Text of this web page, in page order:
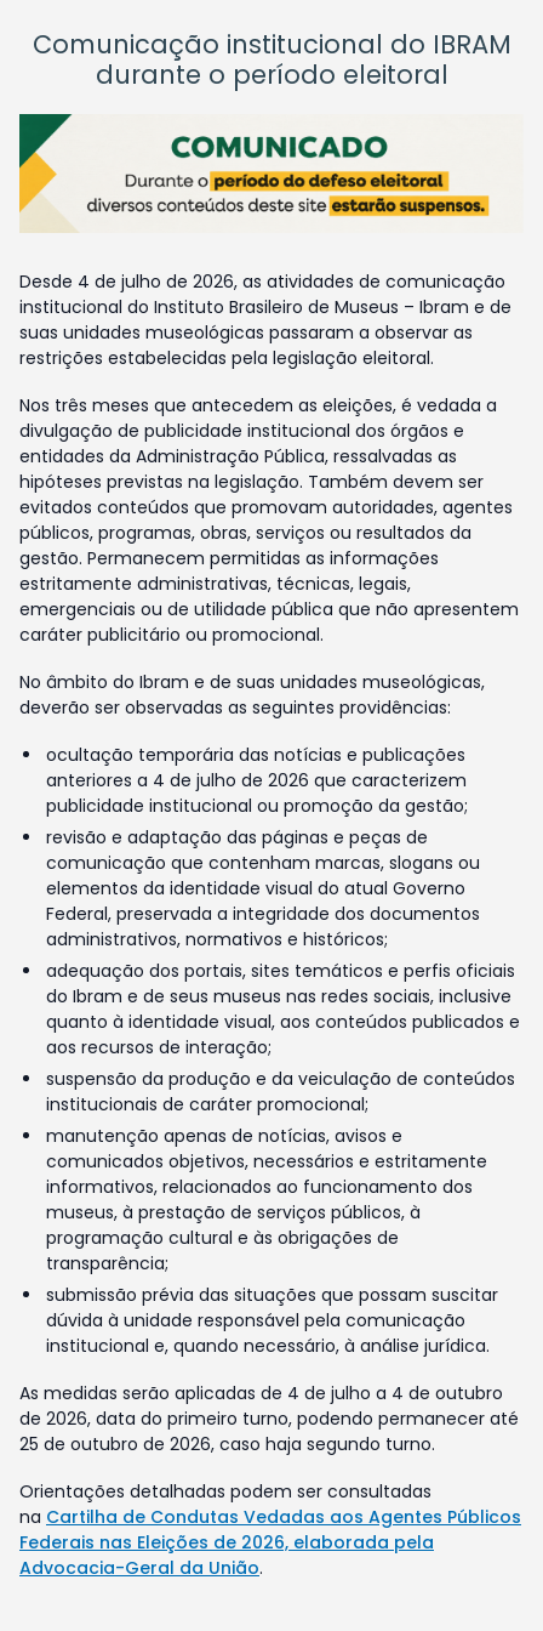
Comunicação institucional do IBRAM
durante o período eleitoral
Desde 4 de julho de 2026, as atividades de comunicação
institucional do Instituto Brasileiro de Museus – Ibram e de
suas unidades museológicas passaram a observar as
restrições estabelecidas pela legislação eleitoral.
Nos três meses que antecedem as eleições, é vedada a
divulgação de publicidade institucional dos órgãos e
entidades da Administração Pública, ressalvadas as
hipóteses previstas na legislação. Também devem ser
evitados conteúdos que promovam autoridades, agentes
públicos, programas, obras, serviços ou resultados da
gestão. Permanecem permitidas as informações
estritamente administrativas, técnicas, legais,
emergenciais ou de utilidade pública que não apresentem
caráter publicitário ou promocional.
No âmbito do Ibram e de suas unidades museológicas,
deverão ser observadas as seguintes providências:
ocultação temporária das notícias e publicações
anteriores a 4 de julho de 2026 que caracterizem
publicidade institucional ou promoção da gestão;
revisão e adaptação das páginas e peças de
comunicação que contenham marcas, slogans ou
elementos da identidade visual do atual Governo
Federal, preservada a integridade dos documentos
administrativos, normativos e históricos;
adequação dos portais, sites temáticos e perfis oficiais
do Ibram e de seus museus nas redes sociais, inclusive
quanto à identidade visual, aos conteúdos publicados e
aos recursos de interação;
suspensão da produção e da veiculação de conteúdos
institucionais de caráter promocional;
manutenção apenas de notícias, avisos e
comunicados objetivos, necessários e estritamente
informativos, relacionados ao funcionamento dos
museus, à prestação de serviços públicos, à
programação cultural e às obrigações de
transparência;
submissão prévia das situações que possam suscitar
dúvida à unidade responsável pela comunicação
institucional e, quando necessário, à análise jurídica.
As medidas serão aplicadas de 4 de julho a 4 de outubro
de 2026, data do primeiro turno, podendo permanecer até
25 de outubro de 2026, caso haja segundo turno.
Orientações detalhadas podem ser consultadas
na Cartilha de Condutas Vedadas aos Agentes Públicos
Federais nas Eleições de 2026, elaborada pela
Advocacia-Geral da União.